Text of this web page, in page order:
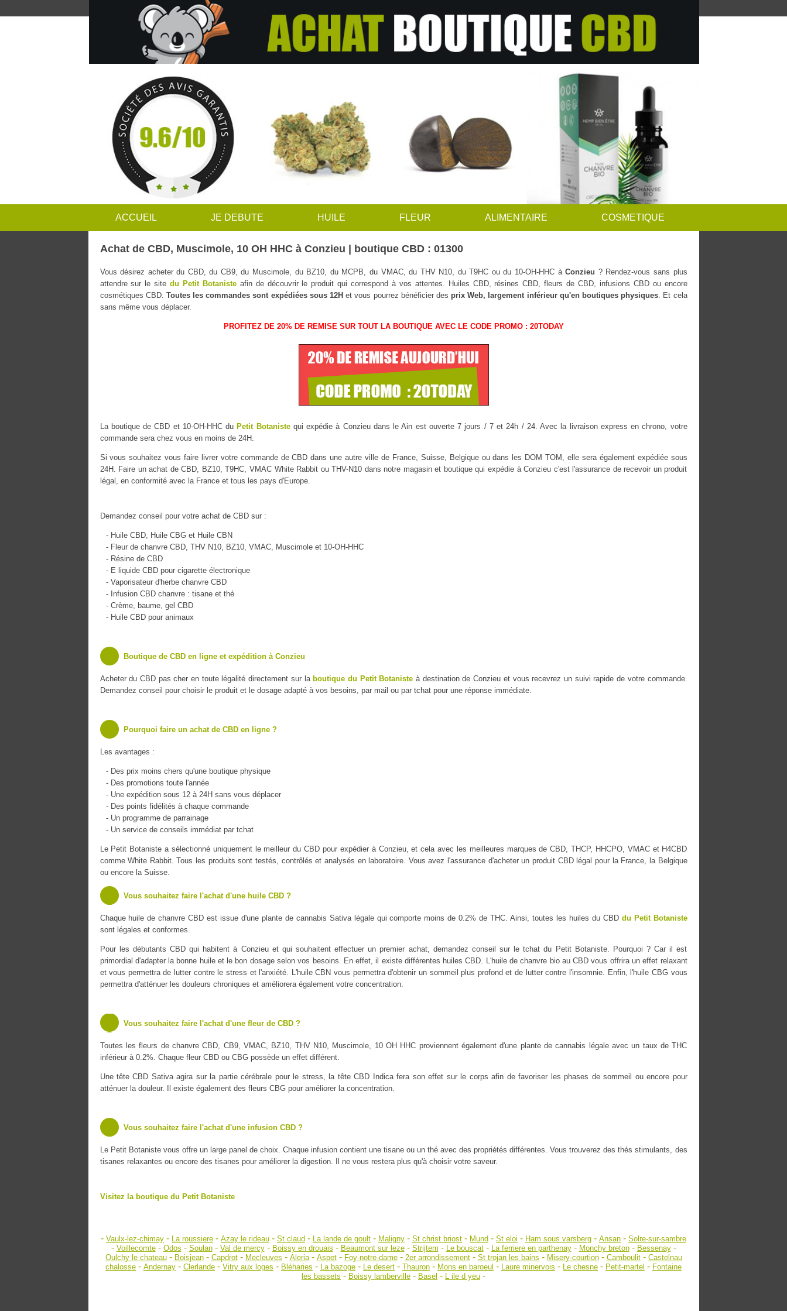
ACCUEIL JE DEBUTE HUILE FLEUR ALIMENTAIRE COSMETIQUE
Achat de CBD, Muscimole, 10 OH HHC à Conzieu | boutique CBD : 01300
Vous désirez acheter du CBD, du CB9, du Muscimole, du BZ10, du MCPB, du VMAC, du THV N10, du T9HC ou du 10-OH-HHC àConzieu ? Rendez-vous sans plus
attendre sur le sitedu Petit Botanisteafin de découvrir le produit qui correspond à vos attentes. Huiles CBD, résines CBD, fleurs de CBD, infusions CBD ou encore
cosmétiques CBD. Toutes les commandes sont expédiées sous 12Het vous pourrez bénéficier des prix Web, largement inférieur qu'en boutiques physiques . Et cela
sans même vous déplacer.
PROFITEZ DE 20% DE REMISE SUR TOUT LA BOUTIQUE AVEC LE CODE PROMO : 20TODAY
La boutique de CBD et 10-OH-HHC du Petit Botanistequi expédie à Conzieu dans le Ain est ouverte 7 jours / 7 et 24h / 24. Avec la livraison express en chrono, votre
commande sera chez vous en moins de 24H.
Si vous souhaitez vous faire livrer votre commande de CBD dans une autre ville de France, Suisse, Belgique ou dans les DOM TOM, elle sera également expédiée sous
24H. Faire un achat de CBD, BZ10, T9HC, VMAC White Rabbit ou THV-N10 dans notre magasin et boutique qui expédie à Conzieu c'est l'assurance de recevoir un produit
légal, en conformité avec la France et tous les pays d'Europe.
Demandez conseil pour votre achat de CBD sur :
- Huile CBD, Huile CBG et Huile CBN
- Fleur de chanvre CBD, THV N10, BZ10, VMAC, Muscimole et 10-OH-HHC
- Résine de CBD
- E liquide CBD pour cigarette électronique
- Vaporisateur d'herbe chanvre CBD
- Infusion CBD chanvre : tisane et thé
- Crème, baume, gel CBD
- Huile CBD pour animaux
Boutique de CBD en ligne et expédition à Conzieu
Acheter du CBD pas cher en toute légalité directement sur la boutique du Petit Botaniste à destination de Conzieu et vous recevrez un suivi rapide de votre commande.
Demandez conseil pour choisir le produit et le dosage adapté à vos besoins, par mail ou par tchat pour une réponse immédiate.
Pourquoi faire un achat de CBD en ligne ?
Les avantages :
- Des prix moins chers qu'une boutique physique
- Des promotions toute l'année
- Une expédition sous 12 à 24H sans vous déplacer
- Des points fidélités à chaque commande
- Un programme de parrainage
- Un service de conseils immédiat par tchat
Le Petit Botaniste a sélectionné uniquement le meilleur du CBD pour expédier à Conzieu, et cela avec les meilleures marques de CBD, THCP, HHCPO, VMAC et H4CBD
comme White Rabbit. Tous les produits sont testés, contrôlés et analysés en laboratoire. Vous avez l'assurance d'acheter un produit CBD légal pour la France, la Belgique
ou encore la Suisse.
Vous souhaitez faire l'achat d'une huile CBD ?
Chaque huile de chanvre CBD est issue d'une plante de cannabis Sativa légale qui comporte moins de 0.2% de THC. Ainsi, toutes les huiles du CBD du Petit Botaniste
sont légales et conformes.
Pour les débutants CBD qui habitent à Conzieu et qui souhaitent effectuer un premier achat, demandez conseil sur le tchat du Petit Botaniste. Pourquoi ? Car il est
primordial d'adapter la bonne huile et le bon dosage selon vos besoins. En effet, il existe différentes huiles CBD. L'huile de chanvre bio au CBD vous offrira un effet relaxant
et vous permettra de lutter contre le stress et l'anxiété. L'huile CBN vous permettra d'obtenir un sommeil plus profond et de lutter contre l'insomnie. Enfin, l'huile CBG vous
permettra d'atténuer les douleurs chroniques et améliorera également votre concentration.
Vous souhaitez faire l'achat d'une fleur de CBD ?
Toutes les fleurs de chanvre CBD, CB9, VMAC, BZ10, THV N10, Muscimole, 10 OH HHC proviennent également d'une plante de cannabis légale avec un taux de THC
inférieur à 0.2%. Chaque fleur CBD ou CBG possède un effet différent.
Une tête CBD Sativa agira sur la partie cérébrale pour le stress, la tête CBD Indica fera son effet sur le corps afin de favoriser les phases de sommeil ou encore pour
atténuer la douleur. Il existe également des fleurs CBG pour améliorer la concentration.
Vous souhaitez faire l'achat d'une infusion CBD ?
Le Petit Botaniste vous offre un large panel de choix. Chaque infusion contient une tisane ou un thé avec des propriétés différentes. Vous trouverez des thés stimulants, des
tisanes relaxantes ou encore des tisanes pour améliorer la digestion. Il ne vous restera plus qu'à choisir votre saveur.
Visitez la boutique du Petit Botaniste
- Vaulx-lez-chimay - La roussiere - Azay le rideau - St claud - La lande de goult - Maligny - St christ briost - Mund - St eloi - Ham sous varsberg - Ansan - Solre-sur-sambre
- Voillecomte- Odos - Soulan- Val de mercy- Boissy en drouais - Beaumont sur leze- Strijtem - Le bouscat- La ferriere en parthenay- Monchy breton- Bessenay-
Oulchy le chateau- Boisjean- Capdrot- Mecleuves - Aleria- Aspet- Foy-notre-dame- 2er arrondissement- St trojan les bains - Misery-courtion- Camboulit- Castelnau
chalosse - Andernay - Clerlande - Vitry aux loges - Bléharies - La bazoge - Le desert - Thauron - Mons en baroeul - Laure minervois - Le chesne - Petit-martel - Fontaine
les bassets - Boissy lamberville - Basel - L ile d yeu -